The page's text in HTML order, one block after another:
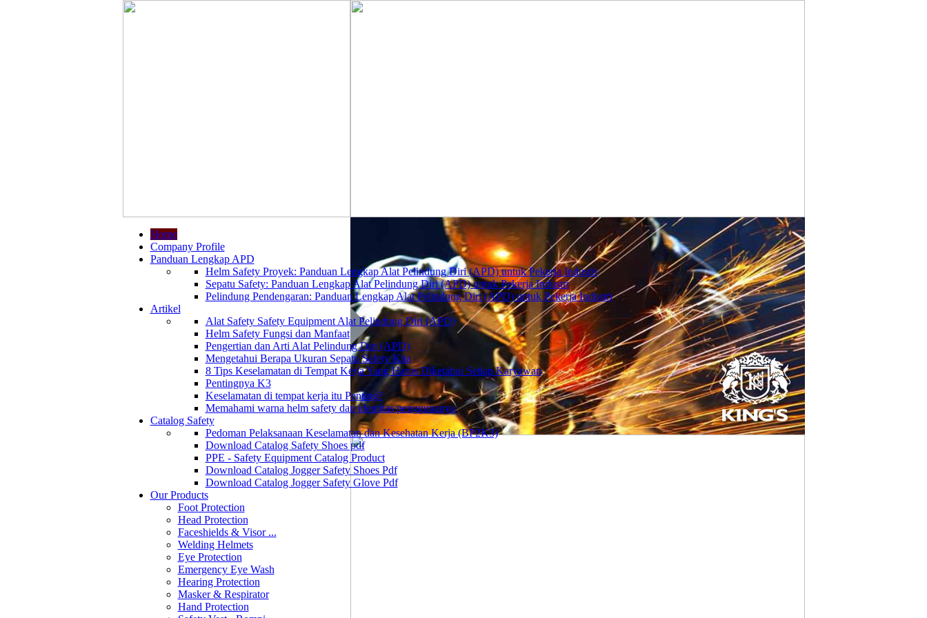
Home
Company Profile
Panduan Lengkap APD
Helm Safety Proyek: Panduan Lengkap Alat Pelindung Diri (APD) untuk Pekerja Industri
Sepatu Safety: Panduan Lengkap Alat Pelindung Diri (APD) untuk Pekerja Industri
Pelindung Pendengaran: Panduan Lengkap Alat Pelindung Diri (APD) untuk Pekerja Industri
Artikel
Alat Safety Safety Equipment Alat Pelindung Diri (APD)
Helm Safety Fungsi dan Manfaat
Pengertian dan Arti Alat Pelindung Diri (APD)
Mengetahui Berapa Ukuran Sepatu Safety Kita
8 Tips Keselamatan di Tempat Kerja Yang Harus Diketahui Setiap Karyawan
Pentingnya K3
Keselamatan di tempat kerja itu Penting?
Memahami warna helm safety dan identitas penggunanya
Catalog Safety
Pedoman Pelaksanaan Keselamatan dan Kesehatan Kerja (BP2K3)
Download Catalog Safety Shoes pdf
PPE - Safety Equipment Catalog Product
Download Catalog Jogger Safety Shoes Pdf
Download Catalog Jogger Safety Glove Pdf
Our Products
Foot Protection
Head Protection
Faceshields & Visor ...
Welding Helmets
Eye Protection
Emergency Eye Wash
Hearing Protection
Masker & Respirator
Hand Protection